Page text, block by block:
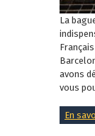
La
avons
vous
En